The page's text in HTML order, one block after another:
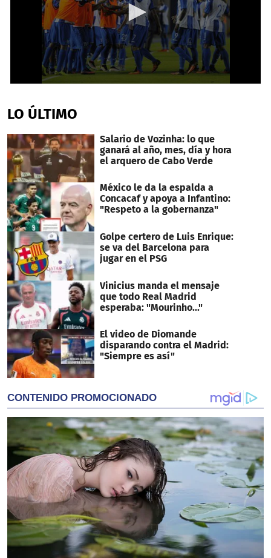
of
37
LO ÚLTIMO
Salario de Vozinha: lo que
ganará al año, mes, día y hora
el arquero de Cabo Verde
México le da la espalda a
Concacaf y apoya a Infantino:
"Respeto a la gobernanza"
Golpe certero de Luis Enrique:
se va del Barcelona para
jugar en el PSG
Vinicius manda el mensaje
que todo Real Madrid
esperaba: "Mourinho..."
El video de Diomande
disparando contra el Madrid:
"Siempre es así"